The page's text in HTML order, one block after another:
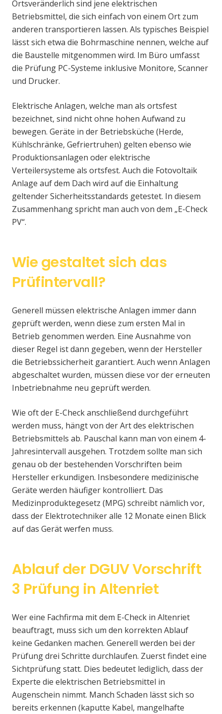
Ortsveränderlich sind jene elektrischen
Betriebsmittel, die sich einfach von einem Ort zum
anderen transportieren lassen. Als typisches Beispiel
lässt sich etwa die Bohrmaschine nennen, welche auf
die Baustelle mitgenommen wird. Im Büro umfasst
die Prüfung PC-Systeme inklusive Monitore, Scanner
und Drucker.
Elektrische Anlagen, welche man als ortsfest
bezeichnet, sind nicht ohne hohen Aufwand zu
bewegen. Geräte in der Betriebsküche (Herde,
Kühlschränke, Gefriertruhen) gelten ebenso wie
Produktionsanlagen oder elektrische
Verteilersysteme als ortsfest. Auch die Fotovoltaik
Anlage auf dem Dach wird auf die Einhaltung
geltender Sicherheitsstandards getestet. In diesem
Zusammenhang spricht man auch von dem „E-Check
PV“.
Wie gestaltet sich das
Prüfintervall?
Generell müssen elektrische Anlagen immer dann
geprüft werden, wenn diese zum ersten Mal in
Betrieb genommen werden. Eine Ausnahme von
dieser Regel ist dann gegeben, wenn der Hersteller
die Betriebssicherheit garantiert. Auch wenn Anlagen
abgeschaltet wurden, müssen diese vor der erneuten
Inbetriebnahme neu geprüft werden.
Wie oft der E-Check anschließend durchgeführt
werden muss, hängt von der Art des elektrischen
Betriebsmittels ab. Pauschal kann man von einem 4-
Jahresintervall ausgehen. Trotzdem sollte man sich
genau ob der bestehenden Vorschriften beim
Hersteller erkundigen. Insbesondere medizinische
Geräte werden häufiger kontrolliert. Das
Medizinproduktegesetz (MPG) schreibt nämlich vor,
dass der Elektrotechniker alle 12 Monate einen Blick
auf das Gerät werfen muss.
Ablauf der DGUV Vorschrift
3 Prüfung in Altenriet
Wer eine Fachfirma mit dem E-Check in Altenriet
beauftragt, muss sich um den korrekten Ablauf
keine Gedanken machen. Generell werden bei der
Prüfung drei Schritte durchlaufen. Zuerst findet eine
Sichtprüfung statt. Dies bedeutet lediglich, dass der
Experte die elektrischen Betriebsmittel in
Augenschein nimmt. Manch Schaden lässt sich so
bereits erkennen (kaputte Kabel, mangelhafte